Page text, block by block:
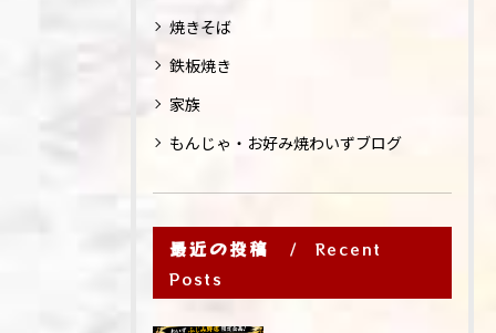
焼きそば
鉄板焼き
家族
もんじゃ・お好み焼わいずブログ
最近の投稿
Recent
Posts